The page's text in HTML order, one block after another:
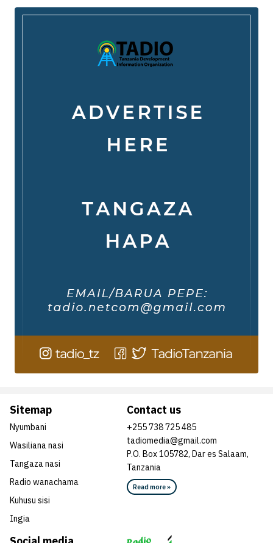
Sitemap
Nyumbani
Wasiliana nasi
Tangaza nasi
Radio wanachama
Kuhusu sisi
Ingia
Contact us
+255 738 725 485
tadiomedia@gmail.com
P.O. Box 105782, Dar es Salaam,
Tanzania
Read more »